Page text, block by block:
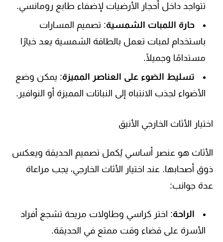
تتواجد داخل أحجار الأرضيات لإضفاء طابع رومانسي.
حارة اللمبات الشمسية: تصميم المسارات
باستخدام لمبات تعمل بالطاقة الشمسية يعد خيارًا
مستدامًا وجميلًا.
تسليط الضوء على العناصر المميزة: يمكن وضع
الأضواء لجذب الانتباه إلى النباتات المميزة أو النوافير.
اختيار الأثاث الخارجي الأنيق
الأثاث هو عنصر أساسي يُكمل تصميم الحديقة ويعكس
ذوق أصحابها. عند اختيار الأثاث الخارجي، يجب مراعاة
عدة جوانب:
الراحة: اختر كراسي وطاولات مريحة تشجع أفراد
الأسرة على قضاء وقت ممتع في الحديقة.